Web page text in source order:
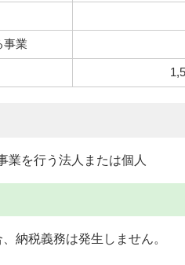
事業
業を行う法人または個人
納税義務は発生しません。